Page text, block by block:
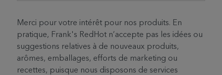
Merci pour votre intérêt pour nos produits. En
pratique, Frank's RedHot n’accepte pas les idées ou
suggestions relatives à de nouveaux produits,
arômes, emballages, efforts de marketing ou
recettes, puisque nous disposons de services